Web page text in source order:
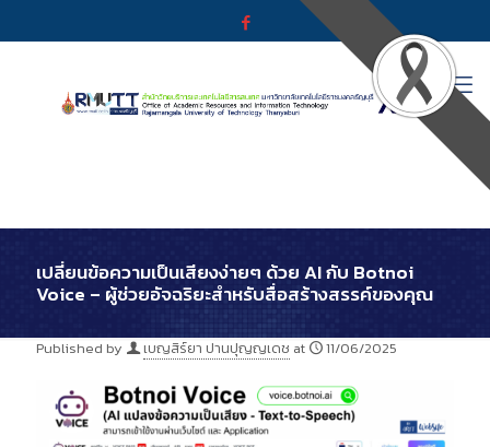
เปลี่ยนข้อความเป็นเสียงง่ายๆ ด้วย AI กับ Botnoi
Voice – ผู้ช่วยอัจฉริยะสำหรับสื่อสร้างสรรค์ของคุณ
Published by เบญสิร์ยา ปานปุญญเดช at 11/06/2025